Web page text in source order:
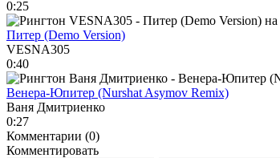
0:25
Питер (Demo Version)
VESNA305
0:40
Венера-Юпитер (Nurshat Asymov Remix)
Ваня Дмитриенко
0:27
Комментарии (0)
Комментировать